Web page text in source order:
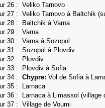
26 : Veliko Tarnovo
27 : Veliko Tarnovo à Baltchik
28 :
Baltchik à Varna
29 : Varna
30 : Varna à Sozopol
31 : Sozopol à Plovdiv
32 : Plovdiv
33 : Plovdiv à Sofia
34 : Chypre: Vol de Sofia à
35 : Larnaca
36 : Larnaca à Limassol (village
37 : Village de Voumi